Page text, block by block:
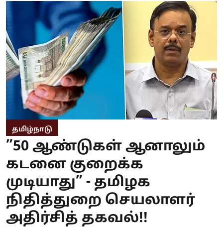
தமிழ்நாடு
”50 ஆண்டுகள் ஆனாலும்
கடனை குறைக்க
முடியாது” - தமிழக
நிதித்துறை செயலாளர்
அதிர்சித் தகவல்!!